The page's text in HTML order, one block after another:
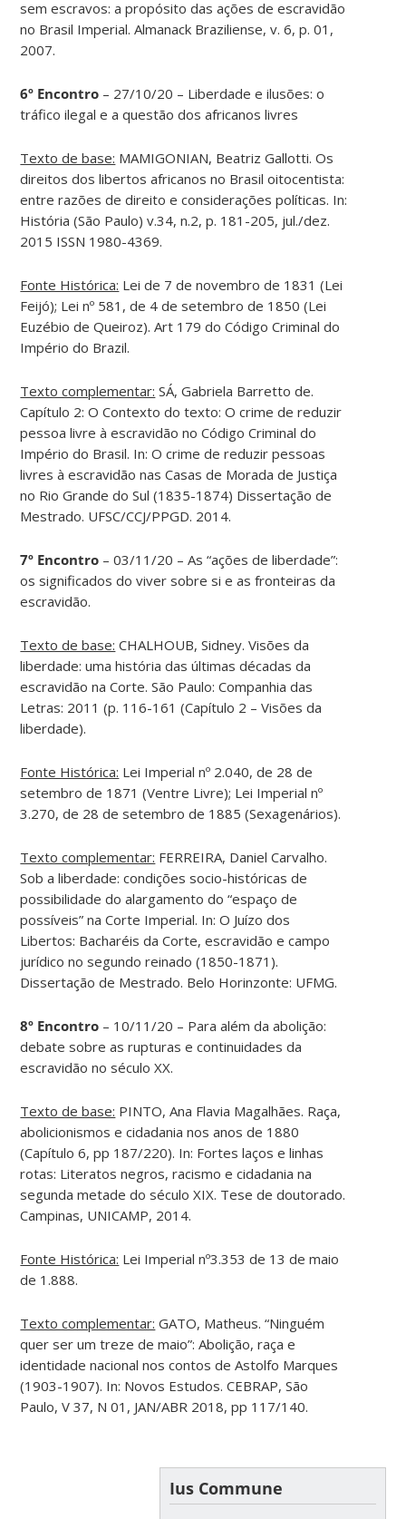
sem escravos: a propósito das ações de escravidão
no Brasil Imperial. Almanack Braziliense, v. 6, p. 01,
2007.
6º Encontro – 27/10/20 – Liberdade e ilusões: o
tráfico ilegal e a questão dos africanos livres
Texto de base: MAMIGONIAN, Beatriz Gallotti. Os
direitos dos libertos africanos no Brasil oitocentista:
entre razões de direito e considerações políticas. In:
História (São Paulo) v.34, n.2, p. 181-205, jul./dez.
2015 ISSN 1980-4369.
Fonte Histórica: Lei de 7 de novembro de 1831 (Lei
Feijó); Lei nº 581, de 4 de setembro de 1850 (Lei
Euzébio de Queiroz). Art 179 do Código Criminal do
Império do Brazil.
Texto complementar: SÁ, Gabriela Barretto de.
Capítulo 2: O Contexto do texto: O crime de reduzir
pessoa livre à escravidão no Código Criminal do
Império do Brasil. In: O crime de reduzir pessoas
livres à escravidão nas Casas de Morada de Justiça
no Rio Grande do Sul (1835-1874) Dissertação de
Mestrado. UFSC/CCJ/PPGD. 2014.
7º Encontro – 03/11/20 – As “ações de liberdade”:
os significados do viver sobre si e as fronteiras da
escravidão.
Texto de base: CHALHOUB, Sidney. Visões da
liberdade: uma história das últimas décadas da
escravidão na Corte. São Paulo: Companhia das
Letras: 2011 (p. 116-161 (Capítulo 2 – Visões da
liberdade).
Fonte Histórica: Lei Imperial nº 2.040, de 28 de
setembro de 1871 (Ventre Livre); Lei Imperial nº
3.270, de 28 de setembro de 1885 (Sexagenários).
Texto complementar: FERREIRA, Daniel Carvalho.
Sob a liberdade: condições socio-históricas de
possibilidade do alargamento do “espaço de
possíveis” na Corte Imperial. In: O Juízo dos
Libertos: Bacharéis da Corte, escravidão e campo
jurídico no segundo reinado (1850-1871).
Dissertação de Mestrado. Belo Horinzonte: UFMG.
8º Encontro – 10/11/20 – Para além da abolição:
debate sobre as rupturas e continuidades da
escravidão no século XX.
Texto de base: PINTO, Ana Flavia Magalhães. Raça,
abolicionismos e cidadania nos anos de 1880
(Capítulo 6, pp 187/220). In: Fortes laços e linhas
rotas: Literatos negros, racismo e cidadania na
segunda metade do século XIX. Tese de doutorado.
Campinas, UNICAMP, 2014.
Fonte Histórica: Lei Imperial nº3.353 de 13 de maio
de 1.888.
Texto complementar: GATO, Matheus. “Ninguém
quer ser um treze de maio”: Abolição, raça e
identidade nacional nos contos de Astolfo Marques
(1903-1907). In: Novos Estudos. CEBRAP, São
Paulo, V 37, N 01, JAN/ABR 2018, pp 117/140.
Ius Commune